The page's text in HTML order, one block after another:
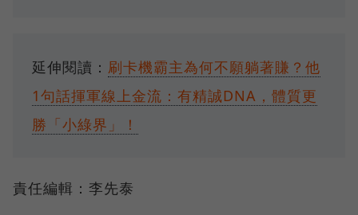
延伸閱讀： 刷卡機霸主為何不願躺著賺？他
1句話揮軍線上金流：有精誠DNA，體質更
勝「小綠界」！
責任編輯：李先泰